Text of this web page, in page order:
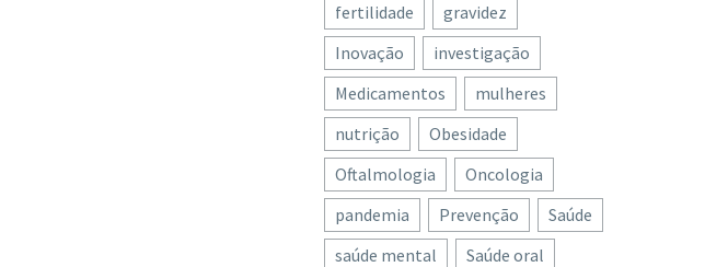
fertilidade
gravidez
Inovação
investigação
Medicamentos
mulheres
nutrição
Obesidade
Oftalmologia
Oncologia
pandemia
Prevenção
Saúde
saúde mental
Saúde oral